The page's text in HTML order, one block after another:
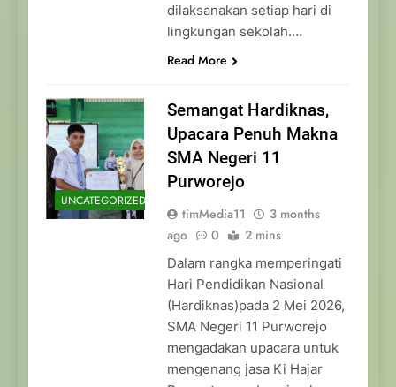
dilaksanakan setiap hari di
lingkungan sekolah….
Read More
UNCATEGORIZED
Semangat Hardiknas,
Upacara Penuh Makna
SMA Negeri 11
Purworejo
timMedia11
3 months
ago
0 2 mins
Dalam rangka memperingati
Hari Pendidikan Nasional
(Hardiknas)pada 2 Mei 2026,
SMA Negeri 11 Purworejo
mengadakan upacara untuk
mengenang jasa Ki Hajar